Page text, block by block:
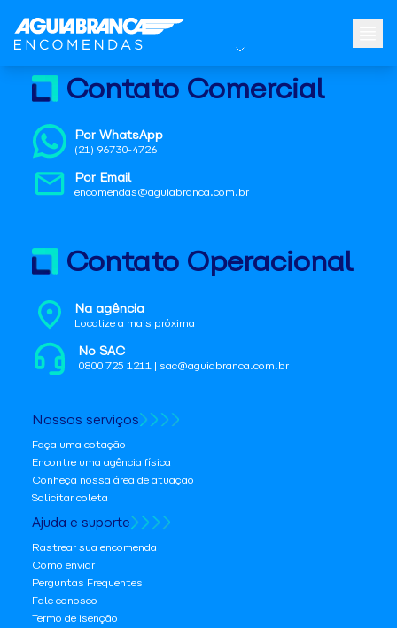
Contato Comercial
Por WhatsApp
(21) 96730-4726
Por Email
encomendas@aguiabranca.com.br
Contato Operacional
Na agência
Localize a mais próxima
No SAC
0800 725 1211 | sac@aguiabranca.com.br
Nossos serviços
Faça uma cotação
Encontre uma agência física
Conheça nossa área de atuação
Solicitar coleta
Ajuda e suporte
Rastrear sua encomenda
Como enviar
Perguntas Frequentes
Fale conosco
Termo de isenção